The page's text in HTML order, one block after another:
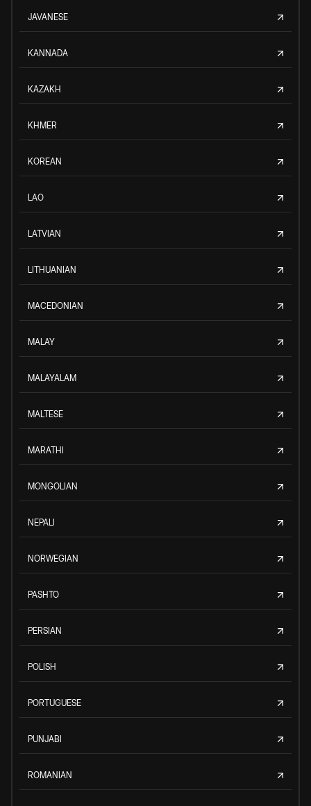
JAVANESE
KANNADA
KAZAKH
KHMER
KOREAN
LAO
LATVIAN
LITHUANIAN
MACEDONIAN
MALAY
MALAYALAM
MALTESE
MARATHI
MONGOLIAN
NEPALI
NORWEGIAN
PASHTO
PERSIAN
POLISH
PORTUGUESE
PUNJABI
ROMANIAN